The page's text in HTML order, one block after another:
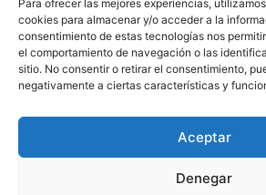
Para ofrecer las mejores experiencias,
cookies para almacenar y/o acceder a la
consentimiento de estas tecnologías nos
el comportamiento de navegación o las
sitio. No consentir o retirar el consentimiento,
negativamente a ciertas características y
Aceptar
Denegar
Carretera de Alhama, 56, Churriana
958 57 01 00
Incentivos UE
Política de cookies